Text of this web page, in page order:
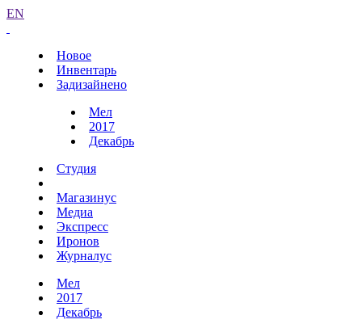
EN
Новое
Инвентарь
Задизайнено
Мел
2017
Декабрь
Студия
Магазинус
Медиа
Экспресс
Иронов
Журналус
Мел
2017
Декабрь